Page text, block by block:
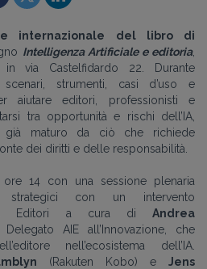
internazionale del libro di
Intelligenza Artificiale e editoria,
in
via Castelfidardo 22. Durante
strumenti, casi d’uso e
aiutare editori, professionisti e
tra opportunità e rischi dell’IA,
maturo da ciò che richiede
dei diritti e delle responsabilità.
14 con una sessione plenaria
strategici con un intervento
Editori a cura di
Andrea
AIE all’Innovazione, che
nell’ecosistema dell’IA.
(Rakuten Kobo) e
Jens